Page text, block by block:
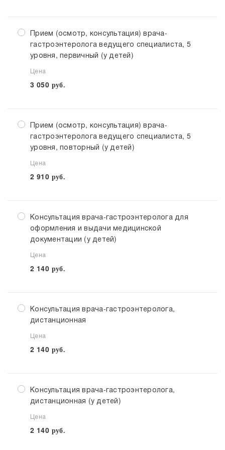
Прием (осмотр, консультация) врача-
гастроэнтеролога ведущего специалиста, 5
уровня, первичный (у детей)
Цена
3 050 руб.
Прием (осмотр, консультация) врача-
гастроэнтеролога ведущего специалиста, 5
уровня, повторный (у детей)
Цена
2 910 руб.
Консультация врача-гастроэнтеролога для
оформления и выдачи медицинской
документации (у детей)
Цена
2 140 руб.
Консультация врача-гастроэнтеролога,
дистанционная
Цена
2 140 руб.
Консультация врача-гастроэнтеролога,
дистанционная (у детей)
Цена
2 140 руб.